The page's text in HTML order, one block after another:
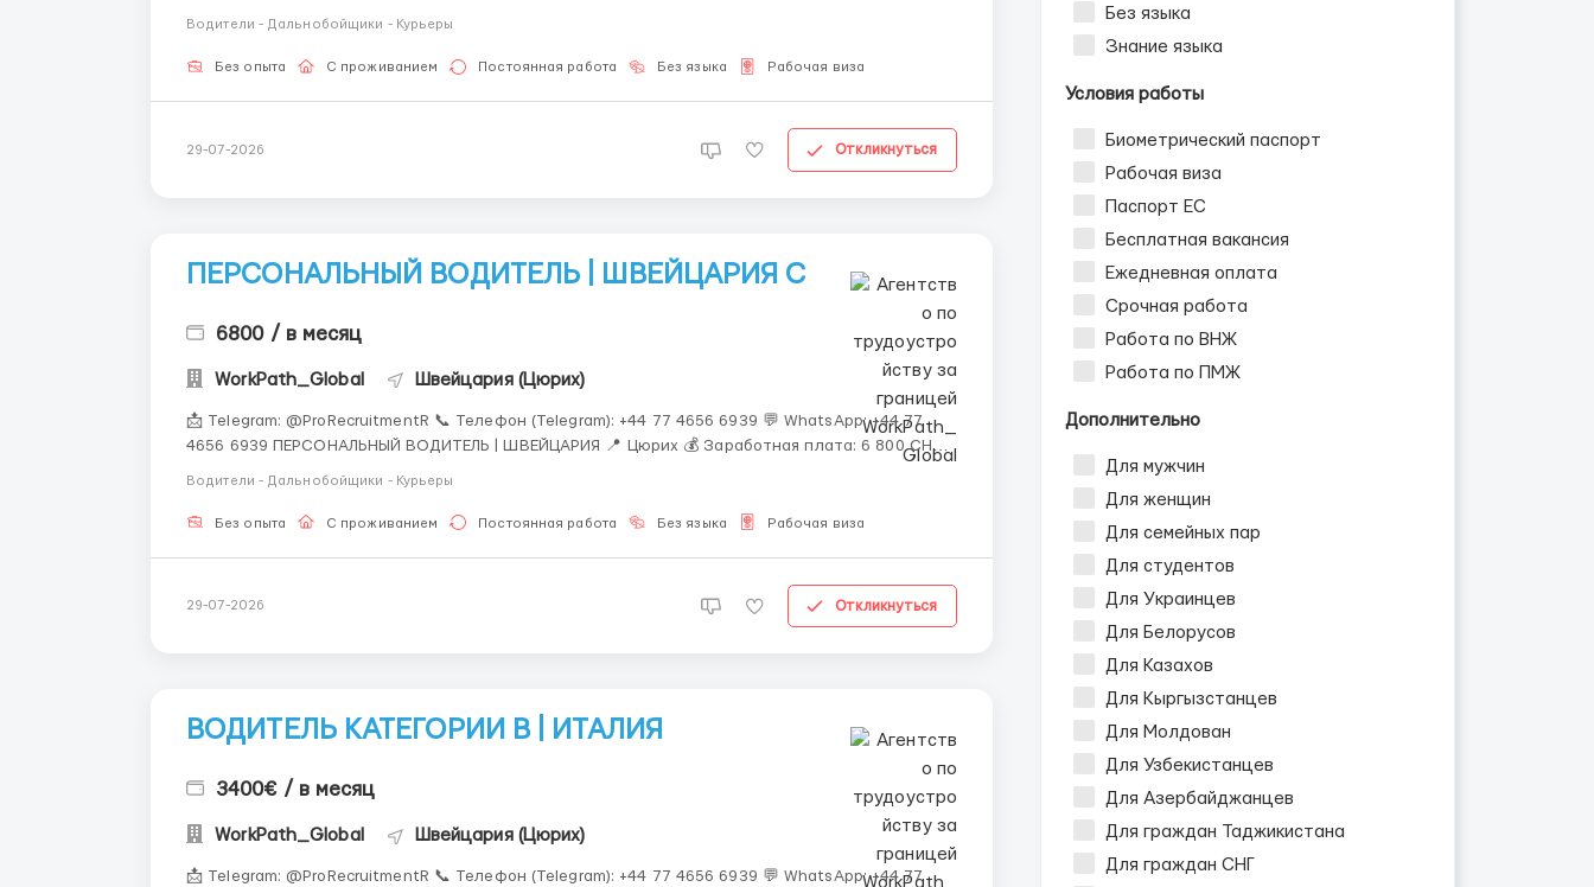
Заработная плата: 6 500 CHF / месяц 🕒 График работы: 5/2 08:30–18:00 В международный
Водители - Дальнобойщики - Курьеры
Без опыта С проживанием Постоянная работа Без языка Рабочая виза
29-07-2026 Откликнуться
ПЕРСОНАЛЬНЫЙ ВОДИТЕЛЬ | ШВЕЙЦАРИЯ С
6800 / в месяц
WorkPath_Global Швейцария (Цюрих)
📩 Telegram: @ProRecruitmentR 📞 Телефон (Telegram): +44 77 4656 6939 💬 WhatsApp: +44 77
4656 6939 ПЕРСОНАЛЬНЫЙ ВОДИТЕЛЬ | ШВЕЙЦАРИЯ 📍 Цюрих 💰 Заработная плата: 6 800 CHF /
Водители - Дальнобойщики - Курьеры
Без опыта С проживанием Постоянная работа Без языка Рабочая виза
29-07-2026 Откликнуться
ВОДИТЕЛЬ КАТЕГОРИИ B | ИТАЛИЯ
3400€ / в месяц
WorkPath_Global Швейцария (Цюрих)
📩 Telegram: @ProRecruitmentR 📞 Телефон (Telegram): +44 77 4656 6939 💬 WhatsApp: +44 77
Без языка
Знание языка
Условия работы
Биометрический паспорт
Рабочая виза
Паспорт ЕС
Бесплатная вакансия
Ежедневная оплата
Срочная работа
Работа по ВНЖ
Работа по ПМЖ
Дополнительно
Для мужчин
Для женщин
Для семейных пар
Для студентов
Для Украинцев
Для Белорусов
Для Казахов
Для Кыргызстанцев
Для Молдован
Для Узбекистанцев
Для Азербайджанцев
Для граждан Таджикистана
Для граждан СНГ